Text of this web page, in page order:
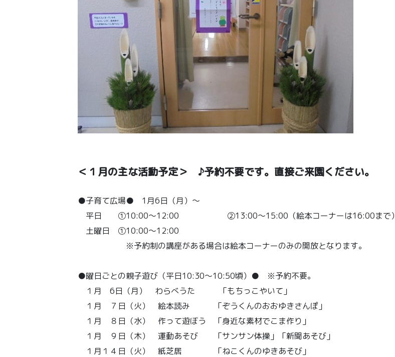
＜１月の主な活動予定＞ ♪予約不要です。直接ご来園ください。
●子育て広場● 1月6日（月）～
平日 ①10:00～12:00 ②13:00～15:00（絵本コーナーは16:00まで）
土曜日 ①10:00～12:00
※予約制の講座がある場合は絵本コーナーのみの開放となります。
●曜日ごとの親子遊び（平日10:30～10:50頃）● ※予約不要。
１月 6日（月） わらべうた 「もちっこやいて」
１月 ７日（火） 絵本読み 「ぞうくんのおおゆきさんぽ」
１月 ８日（水） 作って遊ぼう 「身近な素材でこま作り」
１月 ９日（木） 運動あそび 「サンサン体操」「新聞あそび」
１月１４日（火） 紙芝居 「ねこくんのゆきあそび」